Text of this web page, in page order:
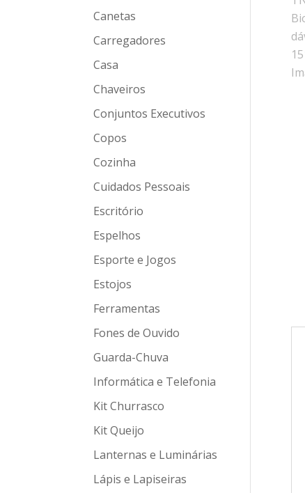
Canetas
Carregadores
Casa
Chaveiros
Conjuntos Executivos
Copos
Cozinha
Cuidados Pessoais
Escritório
Espelhos
Esporte e Jogos
Estojos
Ferramentas
Fones de Ouvido
Guarda-Chuva
Informática e Telefonia
Kit Churrasco
Kit Queijo
Lanternas e Luminárias
Lápis e Lapiseiras